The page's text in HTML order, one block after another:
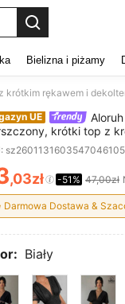
Bielizna i piżamy
rękawem i
UE
krótki top z
letni
AND
,03zł -51% 47,00zł
Darmowa Dostawa &
Biały